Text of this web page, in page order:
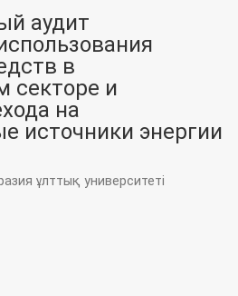
аудит
в
секторе и
на
источники энергии
ұлттық университеті